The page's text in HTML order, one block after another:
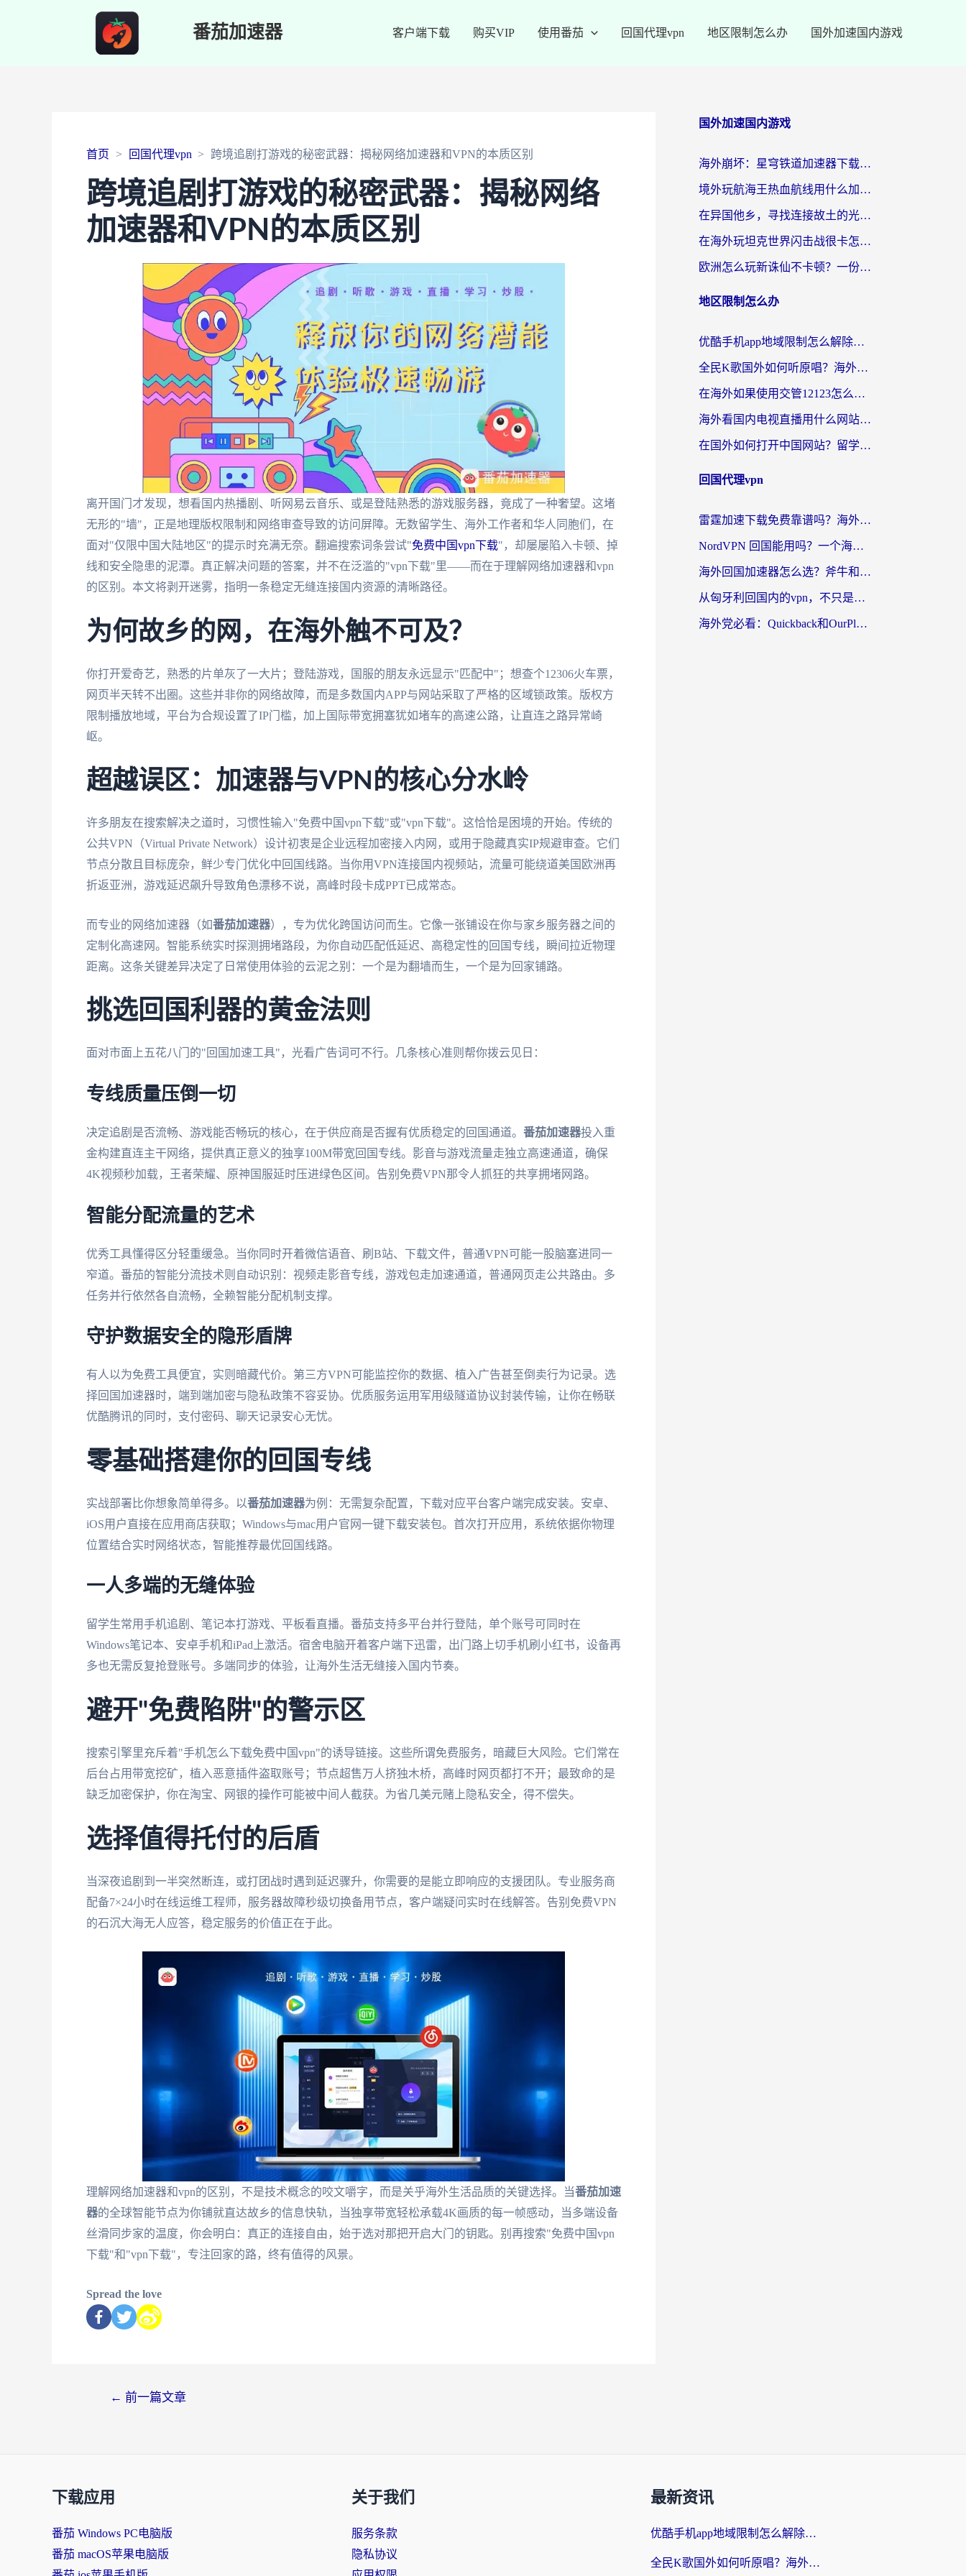
番茄加速器 客户端下载 购买VIP 使用番茄 回国代理vpn 地区限制怎么办 国外加速国内游戏
首页 回国代理vpn 跨境追剧打游戏的秘密武器：揭秘网络加速器和VPN的本质区别
跨境追剧打游戏的秘密武器：揭秘网络
加速器和VPN的本质区别
离开国门才发现，想看国内热播剧、听网易云音乐、或是登陆熟悉的游戏服务器，竟成了一种奢望。这堵
无形的"墙"，正是地理版权限制和网络审查导致的访问屏障。无数留学生、海外工作者和华人同胞们，在
面对"仅限中国大陆地区"的提示时充满无奈。翻遍搜索词条尝试"免费中国vpn下载"，却屡屡陷入卡顿、掉
线和安全隐患的泥潭。真正解决问题的答案，并不在泛滥的"vpn下载"里——而在于理解网络加速器和vpn
的区别 。本文将剥开迷雾，指明一条稳定无缝连接国内资源的清晰路径。
为何故乡的网，在海外触不可及？
你打开爱奇艺，熟悉的片单灰了一大片；登陆游戏，国服的朋友永远显示"匹配中"；想查个12306火车票，
网页半天转不出圈。这些并非你的网络故障，而是多数国内APP与网站采取了严格的区域锁政策。版权方
限制播放地域，平台为合规设置了IP门槛，加上国际带宽拥塞犹如堵车的高速公路，让直连之路异常崎
岖。
超越误区：加速器与VPN的核心分水岭
许多朋友在搜索解决之道时，习惯性输入"免费中国vpn下载"或"vpn下载"。这恰恰是困境的开始。传统的
公共VPN（Virtual Private Network）设计初衷是企业远程加密接入内网，或用于隐藏真实IP规避审查。它们
节点分散且目标庞杂，鲜少专门优化中回国线路。当你用VPN连接国内视频站，流量可能绕道美国欧洲再
折返亚洲，游戏延迟飙升导致角色漂移不说，高峰时段卡成PPT已成常态。
而专业的 网络加速器 （如番茄加速器），专为优化跨国访问而生。它像一张铺设在你与家乡服务器之间的
定制化高速网。智能系统实时探测拥堵路段，为你自动匹配低延迟、高稳定性的回国专线，瞬间拉近物理
距离。这条关键差异决定了日常使用体验的云泥之别：一个是为翻墙而生，一个是为回家铺路。
挑选回国利器的黄金法则
面对市面上五花八门的"回国加速工具"，光看广告词可不行。几条核心准则帮你拨云见日：
专线质量压倒一切
决定追剧是否流畅、游戏能否畅玩的核心，在于供应商是否握有优质稳定的回国通道。 番茄加速器投入重
金构建直连主干网络，提供真正意义的独享100M带宽回国专线。影音与游戏流量走独立高速通道，确保
4K视频秒加载，王者荣耀、原神国服延时压进绿色区间。告别免费VPN那令人抓狂的共享拥堵网路。
智能分配流量的艺术
优秀工具懂得区分轻重缓急。当你同时开着微信语音、刷B站、下载文件，普通VPN可能一股脑塞进同一
窄道。番茄的智能分流技术则自动识别：视频走影音专线，游戏包走加速通道，普通网页走公共路由。多
任务并行依然各自流畅，全赖智能分配机制支撑。
守护数据安全的隐形盾牌
有人以为免费工具便宜，实则暗藏代价。第三方VPN可能监控你的数据、植入广告甚至倒卖行为记录。选
择回国加速器时，端到端加密与隐私政策不容妥协。优质服务运用军用级隧道协议封装传输，让你在畅联
优酷腾讯的同时，支付密码、聊天记录安心无忧。
零基础搭建你的回国专线
实战部署比你想象简单得多。以番茄加速器为例：无需复杂配置，下载对应平台客户端完成安装。安卓、
iOS用户直接在应用商店获取；Windows与mac用户官网一键下载安装包。首次打开应用，系统依据你物理
位置结合实时网络状态，智能推荐最优回国线路。
一人多端的无缝体验
留学生常用手机追剧、笔记本打游戏、平板看直播。番茄支持多平台并行登陆，单个账号可同时在
Windows笔记本、安卓手机和iPad上激活。宿舍电脑开着客户端下迅雷，出门路上切手机刷小红书，设备再
多也无需反复抢登账号。多端同步的体验，让海外生活无缝接入国内节奏。
避开"免费陷阱"的警示区
搜索引擎里充斥着"手机怎么下载免费中国vpn"的诱导链接。这些所谓免费服务，暗藏巨大风险。它们常在
后台占用带宽挖矿，植入恶意插件盗取账号；节点超售万人挤独木桥，高峰时网页都打不开；最致命的是
缺乏加密保护，你在淘宝、网银的操作可能被中间人截获。为省几美元赌上隐私安全，得不偿失。
选择值得托付的后盾
当深夜追剧到一半突然断连，或打团战时遇到延迟骤升，你需要的是能立即响应的支援团队。专业服务商
配备7×24小时在线运维工程师，服务器故障秒级切换备用节点，客户端疑问实时在线解答。告别免费VPN
的石沉大海无人应答，稳定服务的价值正在于此。
理解网络加速器和vpn的区别 ，不是技术概念的咬文嚼字，而是关乎海外生活品质的关键选择。当番茄加速
器的全球智能节点为你铺就直达故乡的信息快轨，当独享带宽轻松承载4K画质的每一帧感动，当多端设备
丝滑同步家的温度，你会明白：真正的连接自由，始于选对那把开启大门的钥匙。别再搜索"免费中国vpn
下载"和"vpn下载"，专注回家的路，终有值得的风景。
Spread the love
← 前一篇文章
国外加速国内游戏
海外崩坏：星穹铁道加速器下载安装：一份给游子的终极网络指南
境外玩航海王热血航线用什么加速器？2026海外玩家实测最优方案（附欧洲问道堡垒前线加速技巧）
在异国他乡，寻找连接故土的光明大陆免费加速器
在海外玩坦克世界闪击战很卡怎么办？老玩家亲测有效的加速器选择指南
欧洲怎么玩新诛仙不卡顿？一份给海外游子的国服游戏畅玩指南
地区限制怎么办
优酷手机app地域限制怎么解除？海外党亲测有效的追剧方案
全民K歌国外如何听原唱？海外党亲测有效的回国加速器选择指南
在海外如果使用交管12123怎么处理？留学生亲测有效的回国加速方案
海外看国内电视直播用什么网站比较好？一篇解决你所有追剧难题的实用指南
在国外如何打开中国网站？留学生与海外华人的无缝访问指南
回国代理vpn
雷霆加速下载免费靠谱吗？海外党选回国加速器的避坑指南（附热门工具对比）
NordVPN 回国能用吗？一个海外用户必须面对的真实困境
海外回国加速器怎么选？斧牛和海龟哪个好？一篇帮你避开坑的实用指南
从匈牙利回国内的vpn，不只是为了刷剧那么简单
海外党必看：Quickback和OurPlay好用吗？3分钟选对回国加速器，无缝刷剧玩游戏
下载应用
番茄 Windows PC电脑版
番茄 macOS苹果电脑版
关于我们
服务条款
隐私协议
最新资讯
优酷手机app地域限制怎么解除？海外党亲测有效的追剧方案
全民K歌国外如何听原唱？海外党亲测有效的回国加速器选择指南